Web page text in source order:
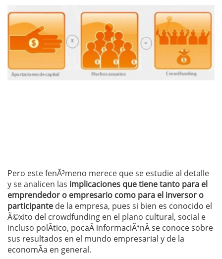
Pero este fenÃ³meno merece que se estudie al detalle
y se analicen las implicaciones que tiene tanto para el
emprendedor o empresario como para el inversor o
participante de la empresa, pues si bien es conocido el
Ã©xito del crowdfunding en el plano cultural, social e
incluso polÃ­tico, pocaÂ informaciÃ³nÂ se conoce sobre
sus resultados en el mundo empresarial y de la
economÃ­a en general.